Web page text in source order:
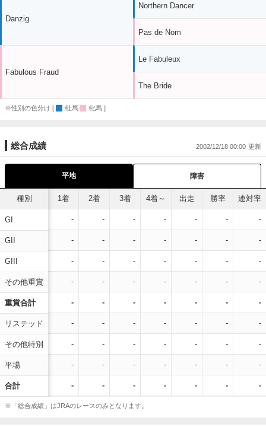
Danzig
Fabulous Fraud
Northern Dancer
Pas de Nom
Le Fabuleux
The Bride
※性別の色分け [ :牡馬 :牝馬 ]
総合成績 2002/12/18 00:00
平地 障害
種別
GI
GII
GIII
その他重賞
重賞合計
リステッド
その他特別
平場
合計
1着 2着 3着 4着～ 出走 勝率 連対率
- - - - - - -
- - - - - - -
- - - - - - -
- - - - - - -
- - - - - - -
- - - - - - -
- - - - - - -
- - - - - - -
- - - - - - -
※「総合成績」はJRAのレースのみとなります。